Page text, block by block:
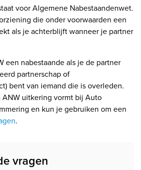
voor Algemene Nabestaandenwet.
die onder voorwaarden een
als je achterblijft wanneer je partner
een nabestaande als je de partner
partnerschap of
bent van iemand die is overleden.
uitkering vormt bij Auto
en kun je gebruiken om een
.
vragen